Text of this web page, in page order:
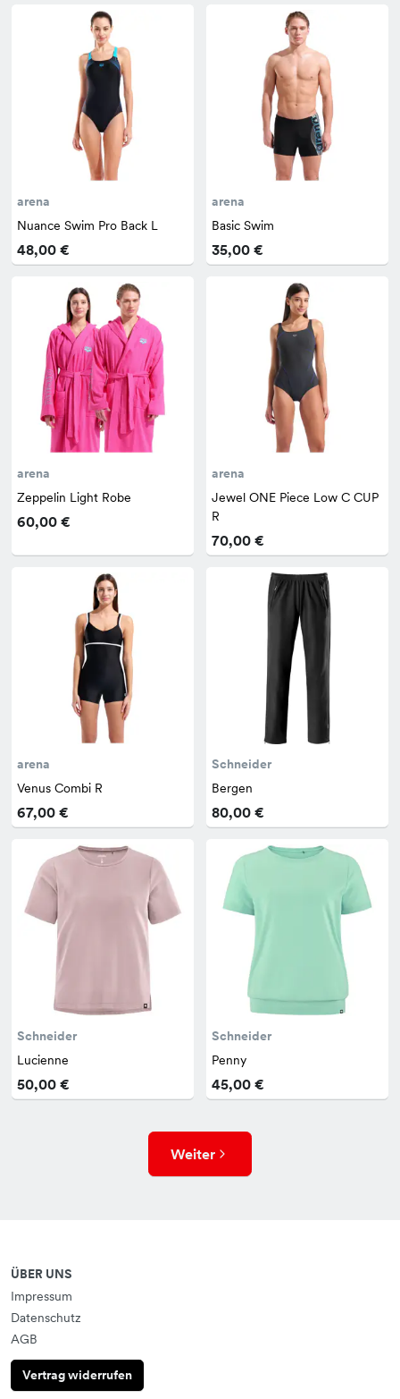
arena
Nuance Swim Pro Back L
48,00 €
arena
Basic Swim
35,00 €
arena
Zeppelin Light Robe
60,00 €
arena
Jewel ONE Piece Low C CUP
R
70,00 €
arena
Venus Combi R
67,00 €
Schneider
Bergen
80,00 €
Schneider
Lucienne
50,00 €
Schneider
Penny
45,00 €
Weiter
ÜBER UNS
Impressum
Datenschutz
AGB
Vertrag widerrufen